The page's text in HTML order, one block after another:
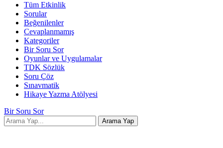
Tüm Etkinlik
Sorular
Beğenilenler
Cevaplanmamış
Kategoriler
Bir Soru Sor
Oyunlar ve Uygulamalar
TDK Sözlük
Soru Çöz
Sınavmatik
Hikaye Yazma Atölyesi
Bir Soru Sor